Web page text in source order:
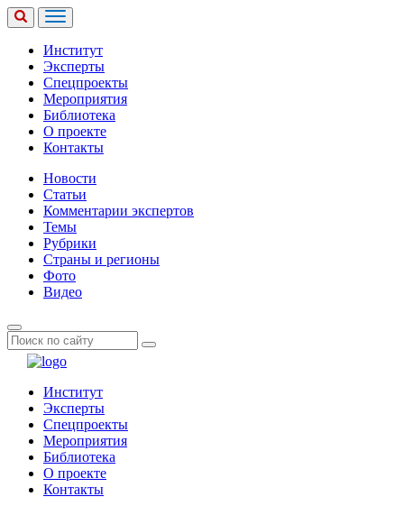
Институт
Эксперты
Спецпроекты
Мероприятия
Библиотека
О проекте
Контакты
Новости
Статьи
Комментарии экспертов
Темы
Рубрики
Страны и регионы
Фото
Видео
Институт
Эксперты
Спецпроекты
Мероприятия
Библиотека
О проекте
Контакты